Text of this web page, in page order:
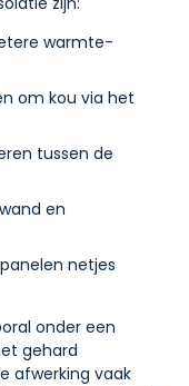
warmte-
om kou via het
tussen de
en
netjes
onder een
gehard
afwerking vaak